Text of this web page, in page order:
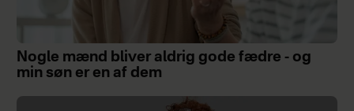
Nogle mænd bliver aldrig gode fædre - og
min søn er en af dem